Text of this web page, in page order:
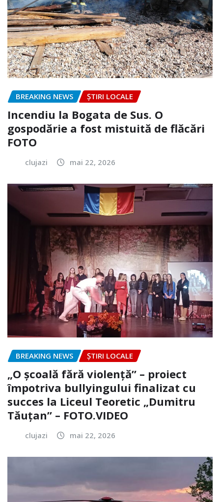
BREAKING NEWS ȘTIRI LOCALE
Incendiu la Bogata de Sus. O
gospodărie a fost mistuită de flăcări
FOTO
clujazi mai 22, 2026
BREAKING NEWS ȘTIRI LOCALE
„O școală fără violență” – proiect
împotriva bullyingului finalizat cu
succes la Liceul Teoretic „Dumitru
Tăuțan” – FOTO.VIDEO
clujazi mai 22, 2026